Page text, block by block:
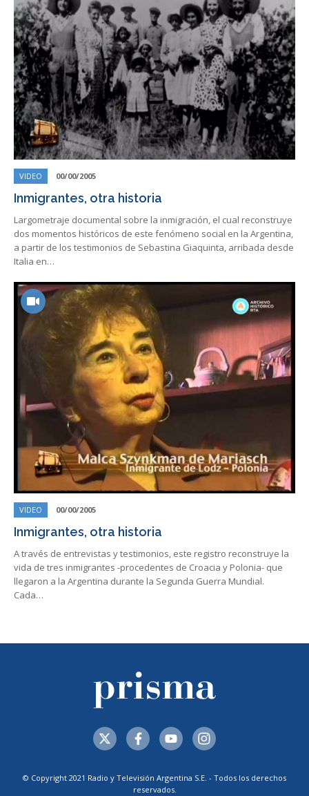
VIDEO 00/00/2005
Inmigrantes, otra historia
Largometraje documental sobre la inmigración, el cual reconstruye
dos momentos históricos de este fenómeno social en la Argentina,
a partir de los testimonios de Sebastina Giaquinta, arribada desde
Italia en…
VIDEO 00/00/2005
Inmigrantes, otra historia
A través de entrevistas y testimonios, este registro reconstruye la
vida de tres inmigrantes -procedentes de Croacia y Polonia- que
llegaron a la Argentina durante la Segunda Guerra Mundial.
Cada…
© Copyright 2021 Radio y Televisión Argentina S.E. - Todos los derechos
reservados.